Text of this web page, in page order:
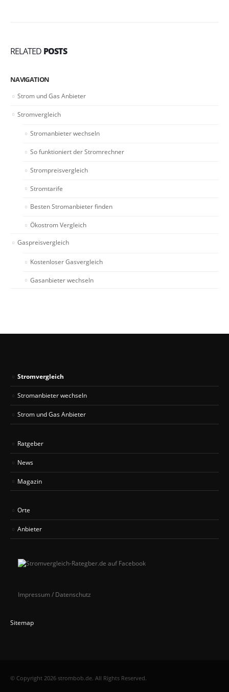
RELATED POSTS
NAVIGATION
Strom und Gas Anbieter
Stromvergleich
Stromanbieter wechseln
So funktioniert der Stromrechner
Strompreisvergleich
Stromtarife
Besten Stromanbieter finden
Ökostrom Vergleich
Gaspreisvergleich
Kostenloser Gasvergleich
Gasanbieter wechseln
Stromvergleich
Stromanbieter wechseln
Strom und Gas Anbieter
Ratgeber
News
Magazin
Orte
Anbieter
Impressum / Datenschutz
Sitemap
© Copyright 2026 strombob.de. All Rights Reserved.